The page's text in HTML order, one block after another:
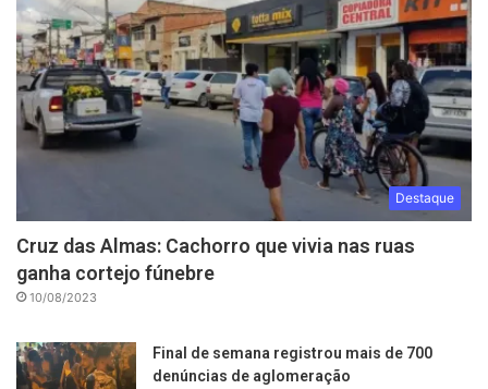
Destaque
Cruz das Almas: Cachorro que vivia nas ruas
ganha cortejo fúnebre
10/08/2023
Final de semana registrou mais de 700
denúncias de aglomeração